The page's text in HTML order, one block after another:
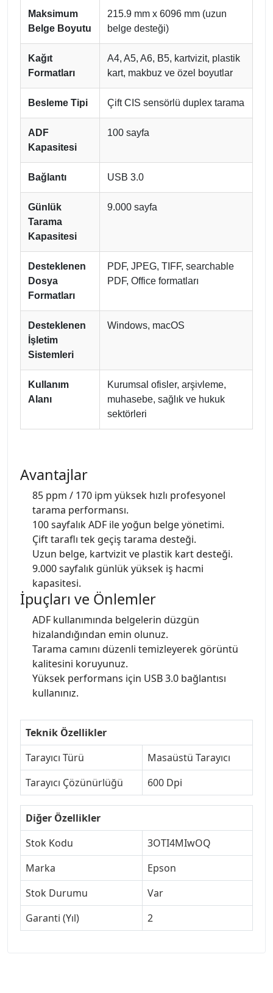
Maksimum
Belge Boyutu
215.9 mm x 6096 mm (uzun
belge desteği)
Kağıt
Formatları
A4, A5, A6, B5, kartvizit, plastik
kart, makbuz ve özel boyutlar
Besleme Tipi Çift CIS sensörlü duplex tarama
ADF
Kapasitesi
100 sayfa
Bağlantı USB 3.0
Günlük
Tarama
Kapasitesi
9.000 sayfa
Desteklenen
Dosya
Formatları
PDF, JPEG, TIFF, searchable
PDF, Office formatları
Desteklenen
İşletim
Sistemleri
Windows, macOS
Kullanım
Alanı
Kurumsal ofisler, arşivleme,
muhasebe, sağlık ve hukuk
sektörleri
Avantajlar
85 ppm / 170 ipm yüksek hızlı profesyonel
tarama performansı.
100 sayfalık ADF ile yoğun belge yönetimi.
Çift taraflı tek geçiş tarama desteği.
Uzun belge, kartvizit ve plastik kart desteği.
9.000 sayfalık günlük yüksek iş hacmi
kapasitesi.
İpuçları ve Önlemler
ADF kullanımında belgelerin düzgün
hizalandığından emin olunuz.
Tarama camını düzenli temizleyerek görüntü
kalitesini koruyunuz.
Yüksek performans için USB 3.0 bağlantısı
kullanınız.
Teknik Özellikler
Tarayıcı Türü
Masaüstü Tarayıcı
Tarayıcı Çözünürlüğü
600 Dpi
Diğer Özellikler
Stok Kodu
3OTI4MIwOQ
Marka
Epson
Stok Durumu
Var
Garanti (Yıl)
2